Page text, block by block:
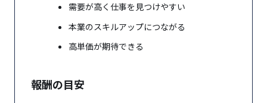
効率的に収入を増やし、金銭的な余裕が生まれる
リモートワークで柔軟な働き方ができる
エンジニアとしての幅広い経験とスキルを習得できる
将来的な独立に向けた準備ができる
需要が高く仕事を見つけやすい
本業のスキルアップにつながる
高単価が期待できる
報酬の目安